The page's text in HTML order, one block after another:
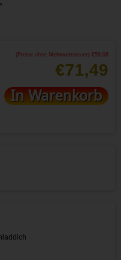
(Preise ohne Mehrwertsteuer) € 59,08
€71,49
In Warenkorb